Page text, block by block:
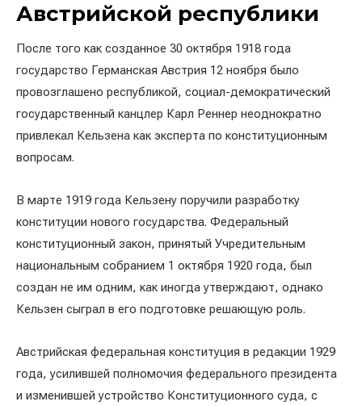
Австрийской республики
После того как созданное 30 октября 1918 года
государство Германская Австрия 12 ноября было
провозглашено республикой, социал-демократический
государственный канцлер Карл Реннер неоднократно
привлекал Кельзена как эксперта по конституционным
вопросам.
В марте 1919 года Кельзену поручили разработку
конституции нового государства. Федеральный
конституционный закон, принятый Учредительным
национальным собранием 1 октября 1920 года, был
создан не им одним, как иногда утверждают, однако
Кельзен сыграл в его подготовке решающую роль.
Австрийская федеральная конституция в редакции 1929
года, усилившей полномочия федерального президента
и изменившей устройство Конституционного суда, с